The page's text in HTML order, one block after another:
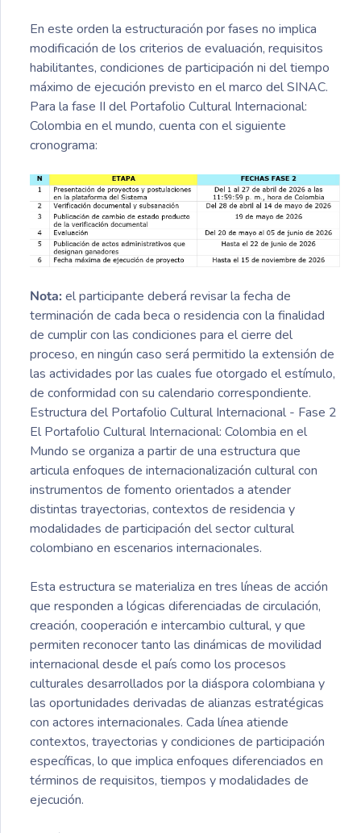
En este orden la estructuración por fases no implica
modificación de los criterios de evaluación, requisitos
habilitantes, condiciones de participación ni del tiempo
máximo de ejecución previsto en el marco del SINAC.
Para la fase II del Portafolio Cultural Internacional:
Colombia en el mundo, cuenta con el siguiente
cronograma:
Nota: el participante deberá revisar la fecha de
terminación de cada beca o residencia con la finalidad
de cumplir con las condiciones para el cierre del
proceso, en ningún caso será permitido la extensión de
las actividades por las cuales fue otorgado el estímulo,
de conformidad con su calendario correspondiente.
Estructura del Portafolio Cultural Internacional - Fase 2
El Portafolio Cultural Internacional: Colombia en el
Mundo se organiza a partir de una estructura que
articula enfoques de internacionalización cultural con
instrumentos de fomento orientados a atender
distintas trayectorias, contextos de residencia y
modalidades de participación del sector cultural
colombiano en escenarios internacionales.
Esta estructura se materializa en tres líneas de acción
que responden a lógicas diferenciadas de circulación,
creación, cooperación e intercambio cultural, y que
permiten reconocer tanto las dinámicas de movilidad
internacional desde el país como los procesos
culturales desarrollados por la diáspora colombiana y
las oportunidades derivadas de alianzas estratégicas
con actores internacionales. Cada línea atiende
contextos, trayectorias y condiciones de participación
específicas, lo que implica enfoques diferenciados en
términos de requisitos, tiempos y modalidades de
ejecución.